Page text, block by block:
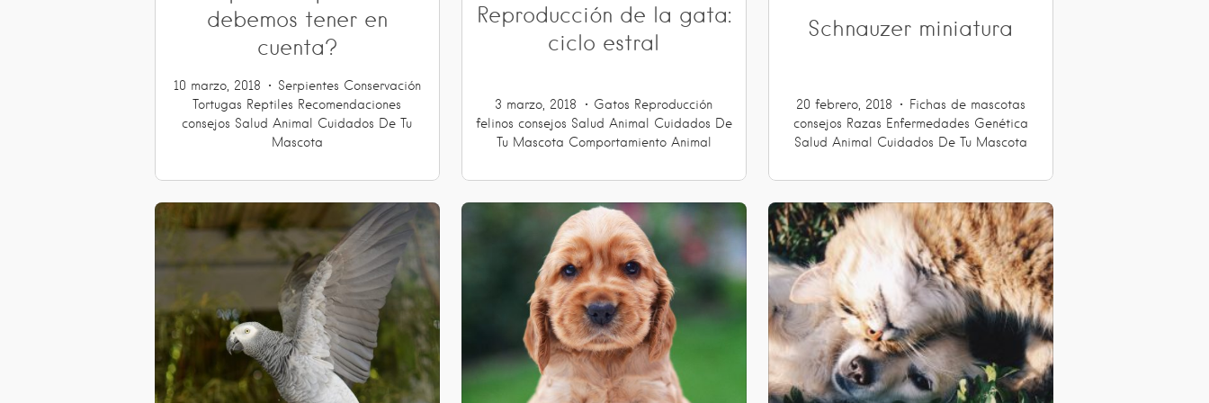
debemos tener en
cuenta?
10 marzo, 2018 Serpientes Conservación
Tortugas Reptiles Recomendaciones
consejos Salud Animal
Cuidados De Tu
Mascota
Reproducción de la gata:
ciclo estral
3 marzo, 2018 Gatos Reproducción
felinos consejos Salud Animal
Cuidados De
Tu Mascota Comportamiento Animal
Schnauzer miniatura
20 febrero, 2018
Fichas de mascotas
consejos Razas Enfermedades Genética
Salud Animal
Cuidados De Tu Mascota